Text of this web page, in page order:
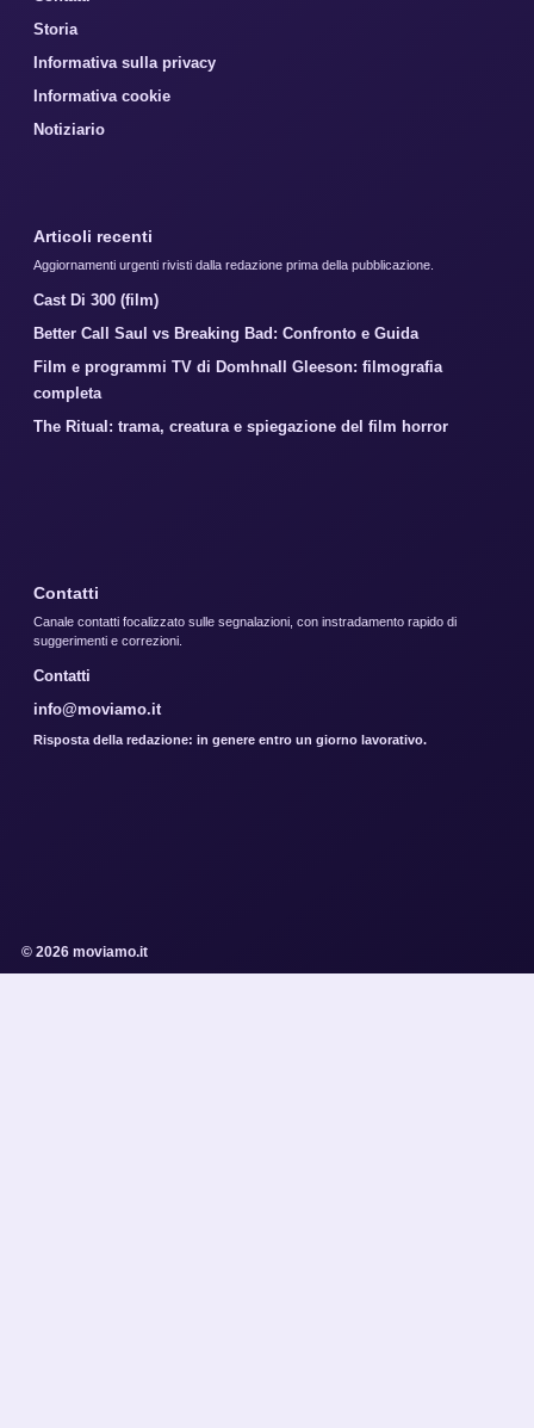
Storia
Informativa sulla privacy
Informativa cookie
Notiziario
Articoli recenti
Aggiornamenti urgenti rivisti dalla redazione prima della pubblicazione.
Cast Di 300 (film)
Better Call Saul vs Breaking Bad: Confronto e Guida
Film e programmi TV di Domhnall Gleeson: filmografia
completa
The Ritual: trama, creatura e spiegazione del film horror
Contatti
Canale contatti focalizzato sulle segnalazioni, con instradamento rapido di
suggerimenti e correzioni.
Contatti
info@moviamo.it
Risposta della redazione: in genere entro un giorno lavorativo.
© 2026 moviamo.it